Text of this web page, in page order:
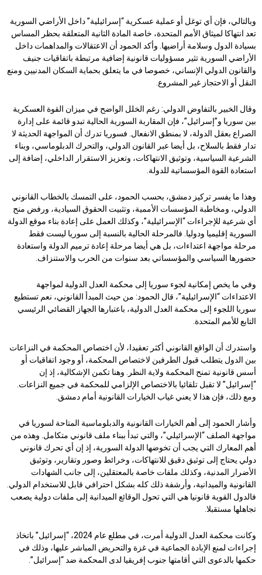
وبالتالي، فإن أي توغل أو عملية عسكرية “إسرائيلية” داخل الأراضي السورية
تعد انتهاكا لميثاق الأمم المتحدة، خاصة المادة الثانية المتعلقة بحظر المساس
بسيادة الدول وسلامة أراضيها. وأكد الحمود أن الاعتقالات والمداهمات داخل
الأراضي السورية تثير مسؤوليات قانونية إضافية مرتبطة باتفاقيات جنيف
والقانون الدولي الإنساني، خصوصا في ما يتعلق بحماية السكان المدنيين ومنع
النقل أو الاحتجاز غير المشروع.
وقال الخبير بالتفاوض الدولي: رغم الخلل الواضح في ميزان القوة العسكرية
بين سوريا و”إسرائيل”، فإن المقاربة السورية الحالية تبدو قائمة على إدارة
الصراع بعقل الدولة، لا بمنطق الانفعال. فسوريا تدرك أن المواجهة الحديثة لا
تدار فقط بالسلاح، بل أيضا عبر القانون الدولي، والتحرك الدبلوماسي، وبناء
الشرعية السياسية، وتوثيق الانتهاكات، وتعزيز الاستقرار الداخلي، إضافة إلى
استعادة القوة المؤسساتية للدولة.
وهذا ما يفسر تركيز دمشق، بحسب الحمود، على التمسك بالخطاب القانوني
الدولي، ومخاطبة المؤسسات الأممية، وتثبيت الحقوق السيادية، ورفض منح
أي شرعية للإجراءات “الإسرائيلية”، وكذلك العمل على إعادة بناء موقع الدولة
السورية إقليميا ودوليا. فالمرحلة الحالية بالنسبة إلى سوريا ليست فقط
مرحلة مواجهة اعتداءات، بل هي أيضا مرحلة إعادة ترميم الدولة واستعادة
حضورها السياسي والمؤسساتي بعد سنوات من الحرب والاستنزاف.
وفي ما يخص إمكانية لجوء سوريا إلى محكمة العدل الدولية لمواجهة
الاعتداءات “الإسرائيلية”، قال الحمود: من حيث المبدأ القانوني، نعم تستطيع
سوريا اللجوء إلى محكمة العدل الدولية، باعتبارها الجهاز القضائي الرئيسي
التابع للأمم المتحدة.
واستدرك أن الواقع القانوني أكثر تعقيدا، لأن اختصاص المحكمة في النزاعات
بين الدول يتطلب قبول الطرفين لاختصاص المحكمة، أو وجود اتفاقيات أو
أسس قانونية تمنح المحكمة ولاية النظر. وهنا تكمن الإشكالية، إذ إن
“إسرائيل” لا تقبل تلقائيا بالاختصاص الإلزامي للمحكمة في جميع النزاعات.
ومع ذلك، فإن هذا لا يعني غياب الخيارات القانونية أمام دمشق.
وأشار الحمود إلى أهم الخيارات القانونية والدبلوماسية المتاحة لسوريا في
مواجهة الصلف “الإسرائيلي”، والتي تبدأ ببناء ملف قانوني متكامل. وهذه من
أهم المعارك التي يجب أن تخوضها الدولة السورية، إذ إن أي تحرك قانوني
دولي يحتاج إلى توثيق دقيق للانتهاكات، وخرائط وصور وتقارير، وتوثيق
الأضرار المدنية، وكذلك ملفات خاصة بالمعتقلين، إلى جانب الشهادات
القانونية والميدانية، وأرشفة ذلك كله بشكل احترافي قابل للاستخدام الدولي.
فالدول القوية قانونيا هي التي تحول الوقائع الميدانية إلى ملفات دولية يصعب
تجاهلها مستقبلا.
وكانت محكمة العدل الدولية أمرت، في مطلع عام 2024، “إسرائيل” باتخاذ
إجراءات لمنع الإبادة الجماعية في غزة والتحريض المباشر عليها، وذلك في
حكمها بالدعوى التي أقامتها جنوب إفريقيا لدى المحكمة ضد “إسرائيل”.